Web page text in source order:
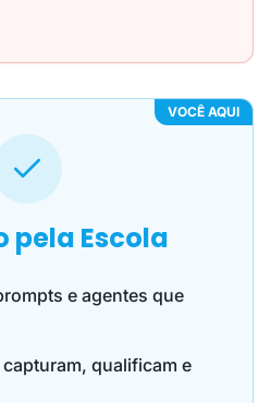
VOCÊ AQUI
pela Escola
e agentes que
qualificam e